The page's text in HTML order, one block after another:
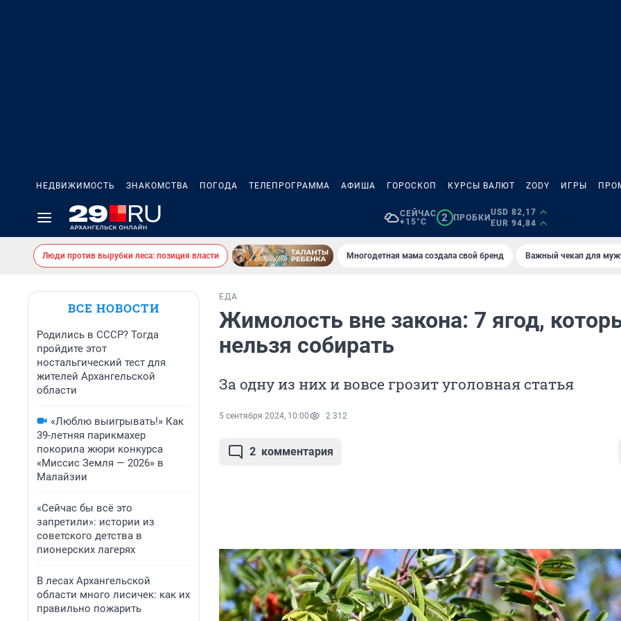
НЕДВИЖИМОСТЬ ЗНАКОМСТВА ПОГОДА ТЕЛЕПРОГРАММА АФИША ГОРОСКОП КУРСЫ ВАЛЮТ ZODY ИГРЫ
СЕЙЧАС
+15°C
2 ПРОБКИ
USD 82,17
EUR 94,84
Люди против вырубки леса: позиция власти Многодетная мама создала свой бренд Важный чекап для
ВСЕ НОВОСТИ
Родились в СССР? Тогда
пройдите этот
ностальгический тест для
жителей Архангельской
области
«Люблю выигрывать!» Как
39-летняя парикмахер
покорила жюри конкурса
«Миссис Земля — 2026» в
Малайзии
«Сейчас бы всё это
запретили»: истории из
советского детства в
пионерских лагерях
В лесах Архангельской
области много лисичек: как их
правильно пожарить
ЕДА
Жимолость вне закона: 7 ягод,
нельзя собирать
За одну из них и вовсе грозит уголовная статья
5 сентября 2024, 10:00 2 312
2 комментария